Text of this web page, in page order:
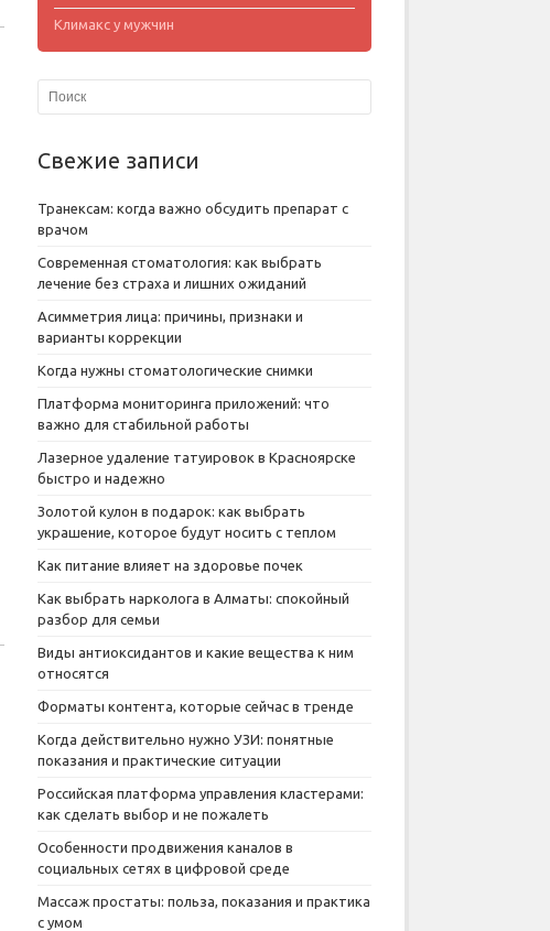
Климакс у мужчин
Свежие записи
Транексам: когда важно обсудить препарат с
врачом
Современная стоматология: как выбрать
лечение без страха и лишних ожиданий
Асимметрия лица: причины, признаки и
варианты коррекции
Когда нужны стоматологические снимки
Платформа мониторинга приложений: что
важно для стабильной работы
Лазерное удаление татуировок в Красноярске
быстро и надежно
Золотой кулон в подарок: как выбрать
украшение, которое будут носить с теплом
Как питание влияет на здоровье почек
Как выбрать нарколога в Алматы: спокойный
разбор для семьи
Виды антиоксидантов и какие вещества к ним
относятся
Форматы контента, которые сейчас в тренде
Когда действительно нужно УЗИ: понятные
показания и практические ситуации
Российская платформа управления кластерами:
как сделать выбор и не пожалеть
Особенности продвижения каналов в
социальных сетях в цифровой среде
Массаж простаты: польза, показания и практика
с умом